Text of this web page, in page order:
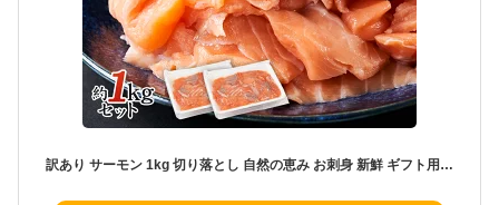
訳あり サーモン 1kg 切り落とし 自然の恵み お刺身 新鮮 ギフト用 ノルウェー産 養殖 不揃い 冷凍 生食用 サーモンスライス 鮭 カルパッチョ 寿司 送料無料